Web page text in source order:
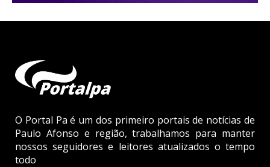
O Portal Pa é um dos primeiro portais de notícias de
Paulo Afonso e região, trabalhamos para manter
nossos seguidores e leitores atualizados o tempo
todo